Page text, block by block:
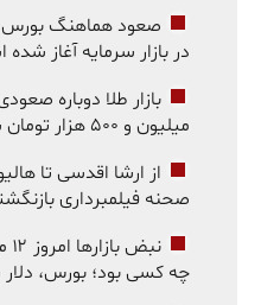
صعود هماهنگ
در بازار سرمایه آغاز
میلیون و ۵۰۰ هزار تومان شد
صحنه فیلمبرداری
چه کسی بود؛ بورس، دلار